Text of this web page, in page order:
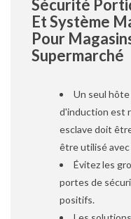
Sécurité
Et Système
Pour
Supermarché
Un seul
d'induction est
esclave doit
être utilisé
Évitez les
portes de
positifs.